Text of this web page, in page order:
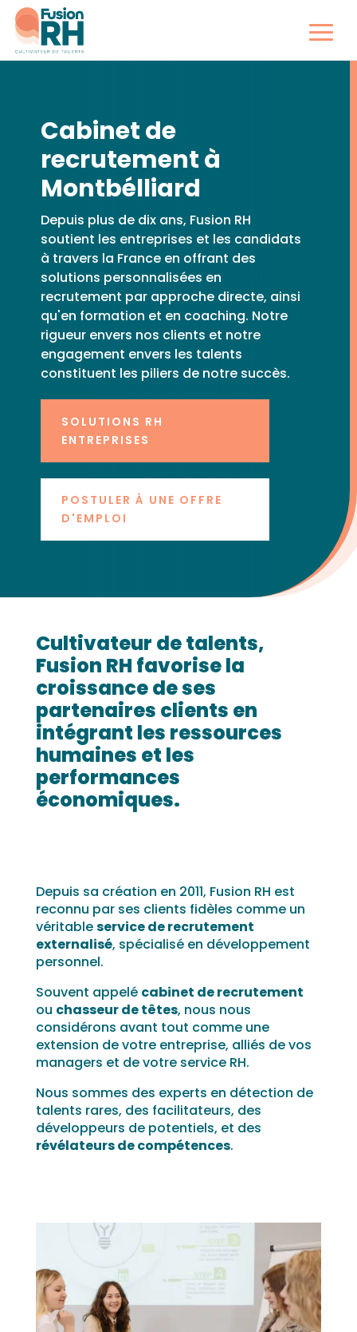
Cabinet de
recrutement à
Montbélliard
Depuis plus de dix ans, Fusion RH
soutient les entreprises et les candidats
à travers la France en offrant des
solutions personnalisées en
recrutement par approche directe, ainsi
qu'en formation et en coaching. Notre
rigueur envers nos clients et notre
engagement envers les talents
constituent les piliers de notre succès.
SOLUTIONS RH
ENTREPRISES
POSTULER À UNE OFFRE
D'EMPLOI
Cultivateur de talents,
Fusion RH favorise la
croissance de ses
partenaires clients en
intégrant les ressources
humaines et les
performances
économiques.
Depuis sa création en 2011, Fusion RH est
reconnu par ses clients fidèles comme un
véritableservice de recrutement
externalisé, spécialisé en développement
personnel.
Souvent appelé cabinet de recrutement
ou chasseur de têtes, nous nous
considérons avant tout comme une
extension de votre entreprise, alliés de vos
managers et de votre service RH.
Nous sommes des experts en détection de
talents rares, des facilitateurs, des
développeurs de potentiels, et des
révélateurs de compétences.